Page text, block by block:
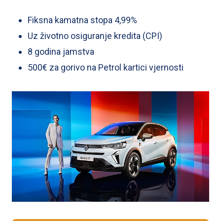
financijskog partnera Zagrebačka banka d.d.
Renault dobiva 500€ na PETROL kartici vjernosti.
Reprezentativni primjer za kupnju vozila Clio 6/Renault,
godišnje, rok otplate 7 godina u slučaju kada kupoprodajna
cijena vozila iznosi 19.990,00 EUR s uključenim PDV-om, a
učešće je u iznosu od 5.905,70 EUR te otplatu u anuitetima
efektivna kamatna stopa (EKS) za kredit od 14.084,30 EUR
iznosi 5,11 %. Mjesečni anuitet iznosi 199,01 EUR, a ukupni
je iznos koji klijent treba platiti 16.774,44 EUR.
Fiksna kamata stopa je uz životno osiguranje otplate
kredita (CPI) kako bi se u slučaju neželjenih i nepredvidivih
životnih situacija mogle podmirivati kreditne obveze.
Fiksna kamatna stopa 4,99%
Uz životno osiguranje kredita (CPI)
8 godina jamstva
500€ za gorivo na Petrol kartici vjernosti